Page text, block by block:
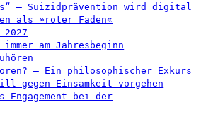
– Suizidprävention wird digital
als »roter Faden«
am Jahresbeginn
– Ein philosophischer Exkurs
gegen Einsamkeit vorgehen
Engagement bei der